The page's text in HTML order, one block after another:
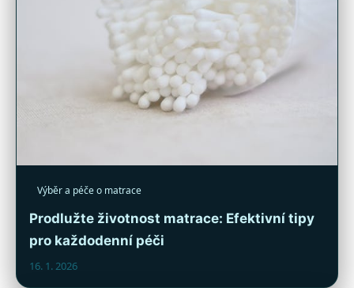
Výběr a péče o matrace
Prodlužte životnost matrace: Efektivní tipy
pro každodenní péči
16. 1. 2026